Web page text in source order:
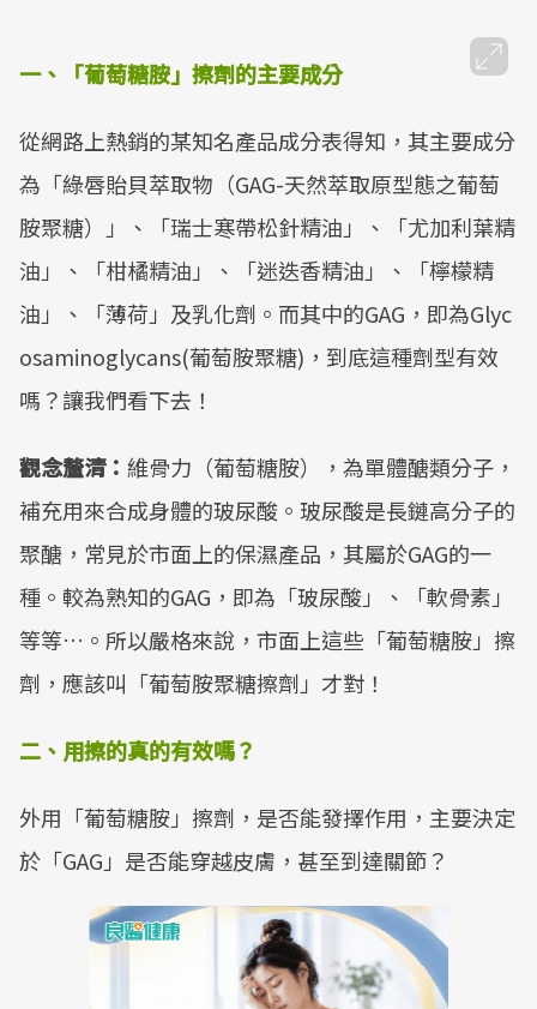
一、「葡萄糖胺」擦劑的主要成分
從網路上熱銷的某知名產品成分表得知，其主要成分
為「綠唇貽貝萃取物（GAG-天然萃取原型態之葡萄
胺聚糖）」、「瑞士寒帶松針精油」、「尤加利葉精
油」、「柑橘精油」、「迷迭香精油」、「檸檬精
油」、「薄荷」及乳化劑。而其中的GAG，即為Glyc
osaminoglycans(葡萄胺聚糖)，到底這種劑型有效
嗎？讓我們看下去！
觀念釐清： 維骨力（葡萄糖胺），為單體醣類分子，
補充用來合成身體的玻尿酸。玻尿酸是長鏈高分子的
聚醣，常見於市面上的保濕產品，其屬於GAG的一
種。較為熟知的GAG，即為「玻尿酸」、「軟骨素」
等等…。所以嚴格來說，市面上這些「葡萄糖胺」擦
劑，應該叫「葡萄胺聚糖擦劑」才對！
二、用擦的真的有效嗎？
外用「葡萄糖胺」擦劑，是否能發擇作用，主要決定
於「GAG」是否能穿越皮膚，甚至到達關節？